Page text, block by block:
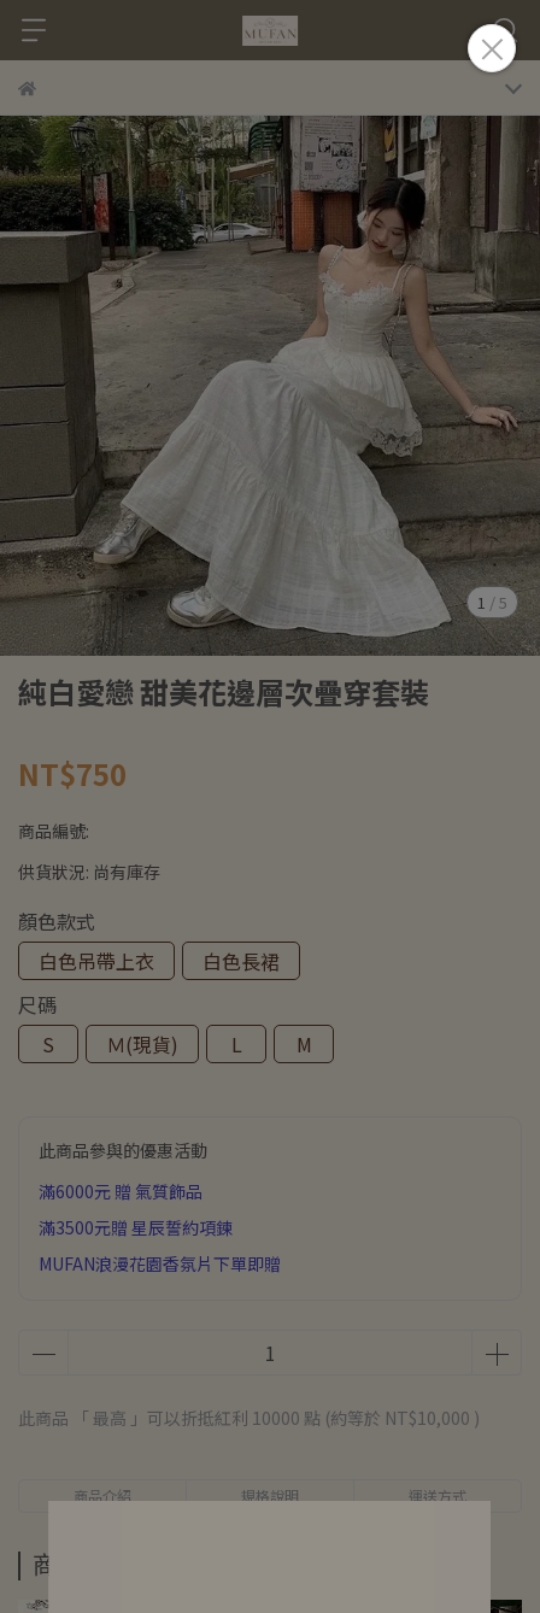
1 /5
純白愛戀 甜美花邊層次疊穿套裝
NT$750
商品編號:
供貨狀況: 尚有庫存
顏色款式
白色吊帶上衣
白色長裙
尺碼
S
Ｍ(現貨) L M
此商品參與的優惠活動
滿6000元 贈 氣質飾品
滿3500元贈 星辰誓約項鍊
MUFAN浪漫花園香氛片下單即贈
此商品 「 最高 」可以折抵紅利 10000 點 (約等於 NT$10,000 )
商品介紹 規格說明 運送方式
商品介紹